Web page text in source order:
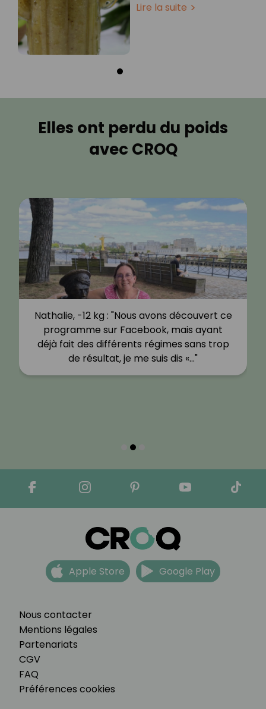
Lire la suite
Elles ont perdu du poids
avec CROQ
Nathalie, -12 kg : "Nous avons découvert ce
programme sur Facebook, mais ayant
déjà fait des différents régimes sans trop
de résultat, je me suis dis «…"
Nous contacter
Mentions légales
Partenariats
CGV
FAQ
Préférences cookies
Apple Store Google Play